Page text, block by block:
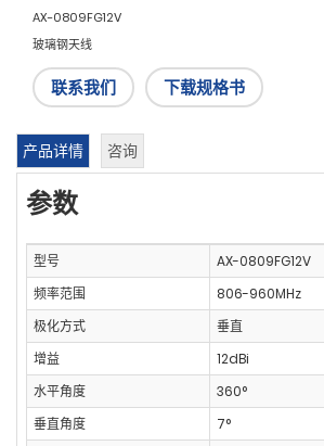
AX-0809FG12V
玻璃钢天线
联系我们 下载规格书
产品详情 咨询
参数
型号
AX-0809FG12V
频率范围
806-960MHz
极化方式
垂直
增益
12dBi
水平角度
360°
垂直角度
7°